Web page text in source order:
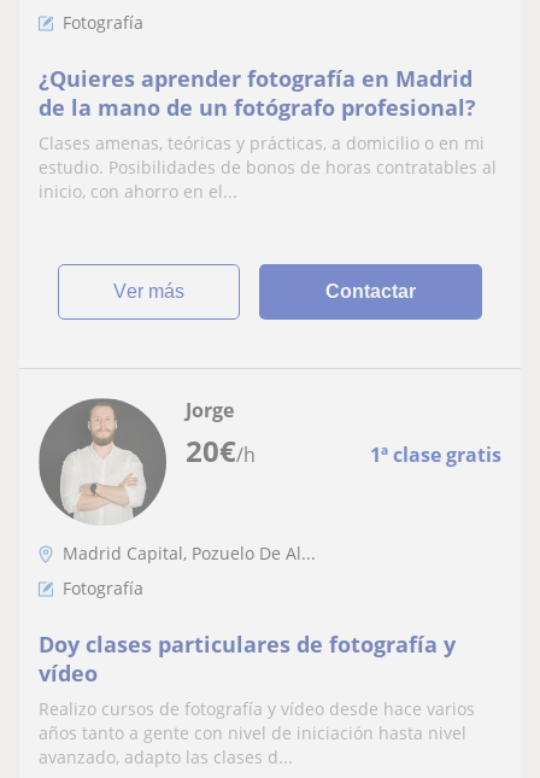
Fotografía
¿Quieres aprender fotografía en Madrid
de la mano de un fotógrafo profesional?
Clases amenas, teóricas y prácticas, a domicilio o en mi
estudio. Posibilidades de bonos de horas contratables al
inicio, con ahorro en el...
ver más Contactar
20€/h 1ª clase gratis
Jorge
Madrid Capital, Pozuelo De Al...
Fotografía
Doy clases particulares de fotografía y
vídeo
Realizo cursos de fotografía y vídeo desde hace varios
años tanto a gente con nivel de iniciación hasta nivel
avanzado, adapto las clases d...